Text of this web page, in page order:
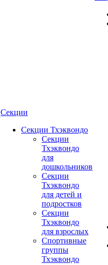
Секции
Секции Тхэквондо
Секции
Тхэквондо
для
дошкольников
Секции
Тхэквондо
для детей и
подростков
Секции
Тхэквондо
для взрослых
Спортивные
группы
Тхэквондо